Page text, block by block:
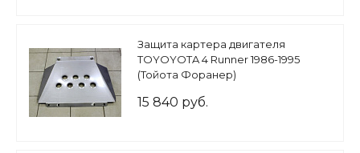
Защита картера двигателя
TOYOYOTA 4 Runner 1986-1995
(Тойота Форанер)
15 840 руб.